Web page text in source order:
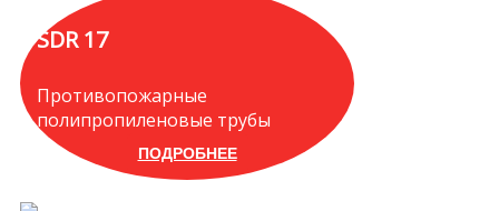
SDR 17
Противопожарные
полипропиленовые трубы
ПОДРОБНЕЕ